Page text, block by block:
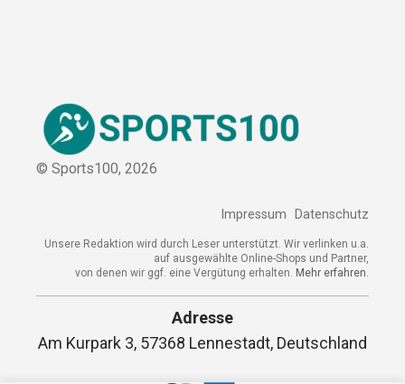
© Sports100, 2026
Impressum Datenschutz
Unsere Redaktion wird durch Leser unterstützt. Wir verlinken
u.a. auf ausgewählte Online-Shops und Partner,
von denen wir ggf. eine Vergütung erhalten.Mehr erfahren.
Adresse
Am Kurpark 3, 57368 Lennestadt,